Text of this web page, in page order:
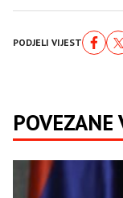
PODJELI VIJEST
POVEZANE